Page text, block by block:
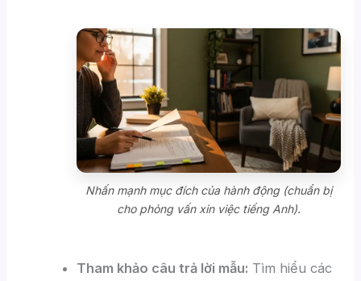
Nhấn mạnh mục đích của hành động (chuẩn bị
cho phỏng vấn xin việc tiếng Anh).
Tham khảo câu trả lời mẫu: Tìm hiểu các